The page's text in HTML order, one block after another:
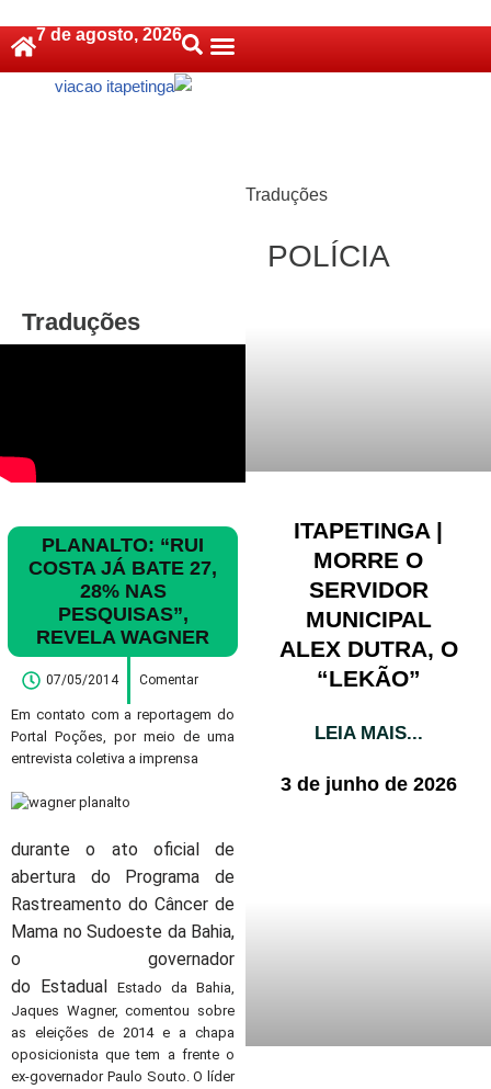
Pular
7 de agosto, 2026
Traduções
PLANALTO: “RUI
COSTA JÁ BATE 27,
28% NAS
PESQUISAS”,
REVELA WAGNER
07/05/2014 Comentar
Em contato com a reportagem do
Portal Poções, por meio de uma
entrevista coletiva a imprensa
durante o ato oficial de
abertura do Programa de
Rastreamento do Câncer de
Mama no Sudoeste da Bahia,
o governador
do Estadual Estado da Bahia,
Jaques Wagner, comentou sobre
as eleições de 2014 e a chapa
oposicionista que tem a frente o
ex-governador Paulo Souto. O líder
Traduções
POLÍCIA
ITAPETINGA |
MORRE O
SERVIDOR
MUNICIPAL
ALEX DUTRA, O
“LEKÃO”
LEIA MAIS...
3 de junho de 2026